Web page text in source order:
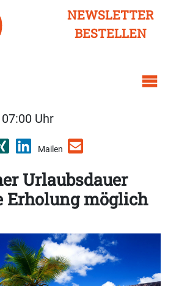
NEWSLETTER
BESTELLEN
Uhr
Mailen
Urlaubsdauer
Erholung möglich